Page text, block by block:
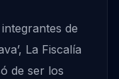
de
La Fiscalía
de ser los